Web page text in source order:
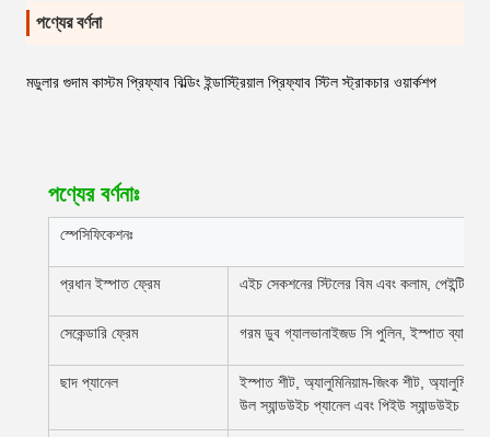
পণ্যের বর্ণনা
মডুলার গুদাম কাস্টম প্রিফ্যাব বিল্ডিং ইন্ডাস্ট্রিয়াল প্রিফ্যাব স্টিল স্ট্রাকচার ওয়ার্কশপ
পণ্যের বর্ণনাঃ
স্পেসিফিকেশনঃ
প্রধান ইস্পাত ফ্রেম এইচ সেকশনের স্টিলের বিম এবং কলাম, পেইন্টিং
সেকেন্ডারি ফ্রেম গরম ডুব গ্যালভানাইজড সি পুলিন, ইস্পাত ব্যারিং,
ছাদ প্যানেল
ইস্পাত শীট, অ্যালুমিনিয়াম-জিংক শীট,
উল স্যান্ডউইচ প্যানেল এবং পিইউ স্যান্ডউইচ